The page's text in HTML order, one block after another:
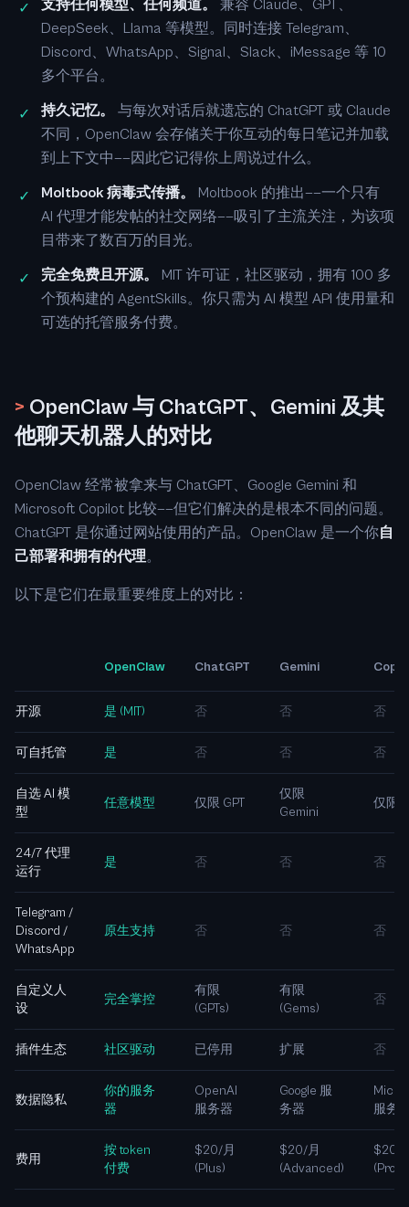
✓ 支持任何模型、任何频道。
兼容 Claude、GPT、
DeepSeek、Llama 等模型。同时连接 Telegram、
Discord、WhatsApp、Signal、Slack、iMessage 等 10
多个平台。
✓ 持久记忆。
与每次对话后就遗忘的 ChatGPT 或 Claude
不同，OpenClaw 会存储关于你互动的每日笔记并加载
到上下文中——因此它记得你上周说过什么。
✓ Moltbook 病毒式传播。
Moltbook 的推出——一个只有
AI 代理才能发帖的社交网络——吸引了主流关注，为该项
目带来了数百万的目光。
✓ 完全免费且开源。
MIT 许可证，社区驱动，拥有 100 多
个预构建的 AgentSkills。你只需为 AI 模型 API 使用量和
可选的托管服务付费。
> OpenClaw 与 ChatGPT、Gemini 及其
他聊天机器人的对比
OpenClaw 经常被拿来与 ChatGPT、Google Gemini 和
Microsoft Copilot 比较——但它们解决的是根本不同的问题。
ChatGPT 是你通过网站使用的产品。OpenClaw 是一个你自
己部署和拥有的代理。
以下是它们在最重要维度上的对比：
OpenClaw ChatGPT Gemini
开源 是 (MIT) 否 否 否
可自托管 是 否 否 否
自选 AI 模
型
任意模型 仅限 GPT
仅限
Gemini
仅限
24/7 代理
运行
是 否 否 否
Telegram /
Discord /
WhatsApp
原生支持 否 否 否
自定义人
设
完全掌控
有限
(GPTs)
有限
(Gems)
否
插件生态 社区驱动 已停用 扩展 否
数据隐私
你的服务
器
OpenAI
服务器
Google 服
务器
服务
费用
按 token
付费
$20/月
(Plus)
$20/月
(Advanced)
$20/
(Pro)